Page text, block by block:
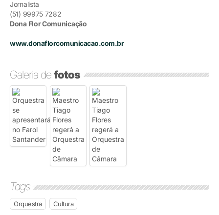
Jornalista
(51) 99975 7282
Dona Flor Comunicação
www.donaflorcomunicacao.com.br
Galeria defotos
Tags
Orquestra Cultura